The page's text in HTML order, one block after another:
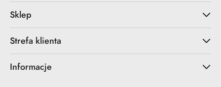
Sklep
Strefa klienta
Informacje